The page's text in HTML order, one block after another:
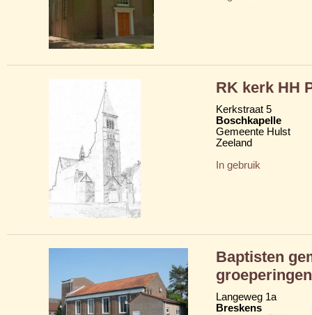
RK kerk HH
Kerkstraat 5
Boschkapelle
Gemeente Hulst
Zeeland
In gebruik
Baptisten
groeperingen
Langeweg 1a
Breskens